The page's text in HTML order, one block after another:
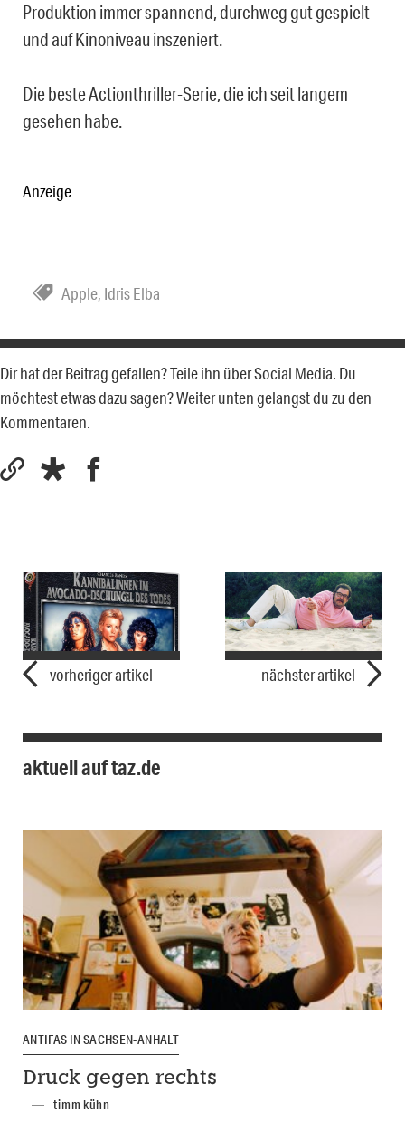
Produktion immer spannend, durchweg gut gespielt
und auf Kinoniveau inszeniert.
Die beste Actionthriller-Serie, die ich seit langem
gesehen habe.
Anzeige
Apple, Idris Elba
Dir hat der Beitrag gefallen? Teile ihn über Social Media. Du
möchtest etwas dazu sagen? Weiter unten gelangst du zu den
Kommentaren.
vorheriger artikel nächster artikel
aktuell auf taz.de
ANTIFAS IN SACHSEN-ANHALT
Druck gegen rechts
timm kühn